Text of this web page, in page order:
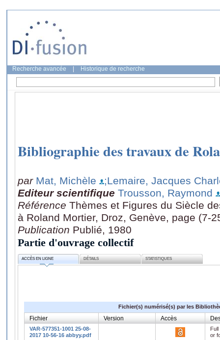
Recherche avancée Historique de recherche
Bibliographie des travaux de
par Mat, Michèle
;Lemaire, Jacques
Editeur scientifique Trousson, Raymond
Référence Thèmes et Figures du Siècle
à Roland Mortier, Droz, Genève, page (7-
Publication Publié, 1980
Partie d'ouvrage collectif
ACCÈS EN LIGNE DÉTAILS STATISTIQUES
Fichier(s) numérisé(s) par les
Fichier Version Accès
VAR-577351-1001 25-08-
2017 10-56-16 abbyy.pdf
or